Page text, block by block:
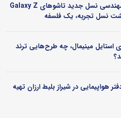
پشت صحنه مهندسی نسل جدید تاشوهای Galaxy Z
نسل تجربه، یک فلسفه
استایل مینیمال، چه طرح‌هایی ترند
هواپیمایی در شیراز بلیط ارزان تهیه